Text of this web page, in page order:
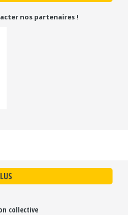
nos partenaires !
collective